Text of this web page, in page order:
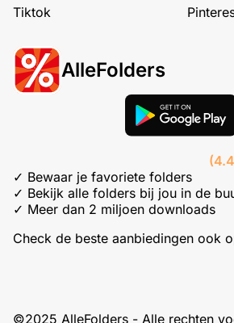
Tiktok
AlleFolders
✓ Bewaar je favoriete folders
✓ Bekijk alle folders bij jou in de
✓ Meer dan 2 miljoen downloads
Check de beste aanbiedingen ook
©2025 AlleFolders - Alle rechten